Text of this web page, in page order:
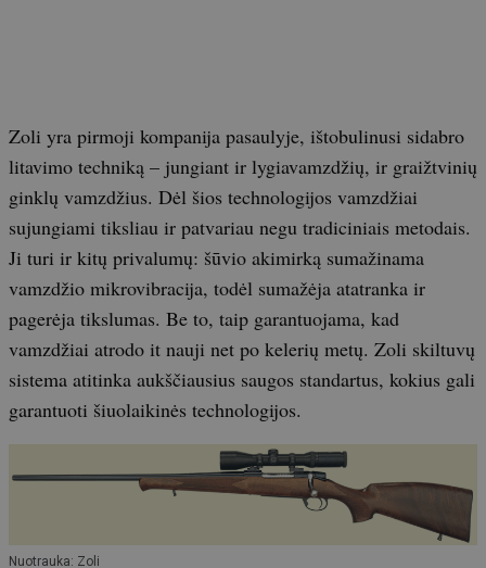
Zoli yra pirmoji kompanija pasaulyje, ištobulinusi sidabro
litavimo techniką – jungiant ir lygiavamzdžių, ir graižtvinių
ginklų vamzdžius. Dėl šios technologijos vamzdžiai
sujungiami tiksliau ir patvariau negu tradiciniais metodais.
Ji turi ir kitų privalumų: šūvio akimirką sumažinama
vamzdžio mikrovibracija, todėl sumažėja atatranka ir
pagerėja tikslumas. Be to, taip garantuojama, kad
vamzdžiai atrodo it nauji net po kelerių metų. Zoli skiltuvų
sistema atitinka aukščiausius saugos standartus, kokius gali
garantuoti šiuolaikinės technologijos.
Nuotrauka: Zoli